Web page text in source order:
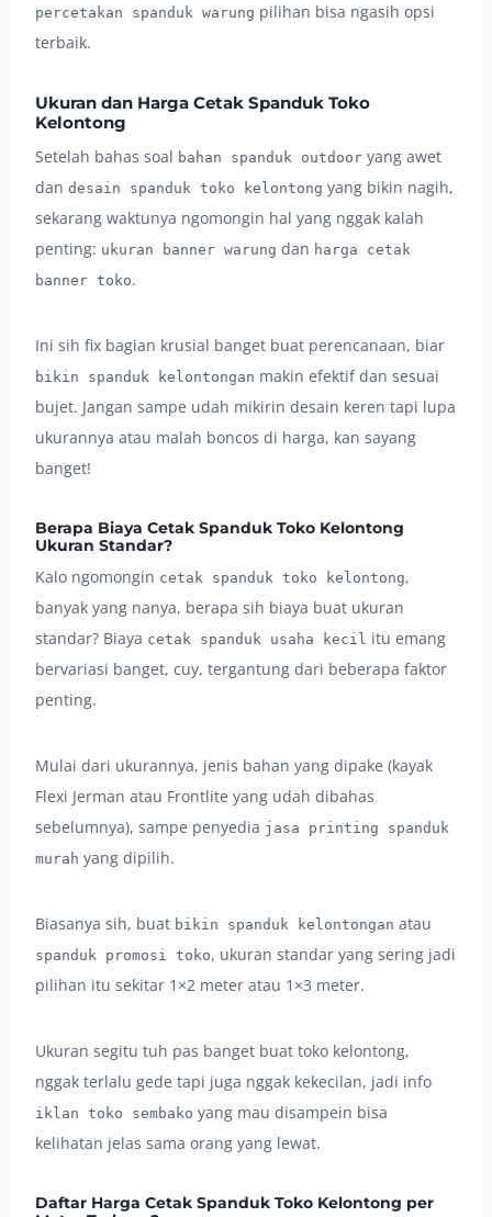
percetakan spanduk warung pilihan bisa ngasih opsi
terbaik.
Ukuran dan Harga Cetak Spanduk Toko
Kelontong
Setelah bahas soal bahan spanduk outdoor yang awet
dan desain spanduk toko kelontong yang bikin nagih,
sekarang waktunya ngomongin hal yang nggak kalah
penting: ukuran banner warung dan harga cetak
banner toko.
Ini sih fix bagian krusial banget buat perencanaan, biar
bikin spanduk kelontongan makin efektif dan sesuai
bujet. Jangan sampe udah mikirin desain keren tapi lupa
ukurannya atau malah boncos di harga, kan sayang
banget!
Berapa Biaya Cetak Spanduk Toko Kelontong
Ukuran Standar?
Kalo ngomongin cetak spanduk toko kelontong,
banyak yang nanya, berapa sih biaya buat ukuran
standar? Biaya cetak spanduk usaha kecil itu emang
bervariasi banget, cuy, tergantung dari beberapa faktor
penting.
Mulai dari ukurannya, jenis bahan yang dipake (kayak
Flexi Jerman atau Frontlite yang udah dibahas
sebelumnya), sampe penyedia jasa printing spanduk
murah yang dipilih.
Biasanya sih, buat bikin spanduk kelontongan atau
spanduk promosi toko, ukuran standar yang sering jadi
pilihan itu sekitar 1×2 meter atau 1×3 meter.
Ukuran segitu tuh pas banget buat toko kelontong,
nggak terlalu gede tapi juga nggak kekecilan, jadi info
iklan toko sembako yang mau disampein bisa
kelihatan jelas sama orang yang lewat.
Daftar Harga Cetak Spanduk Toko Kelontong per